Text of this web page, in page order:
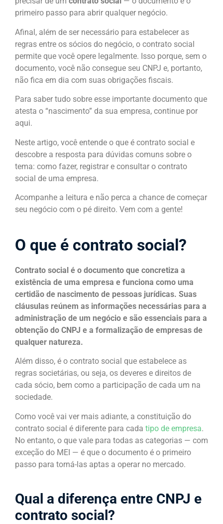
primeiro passo para abrir qualquer negócio.
Afinal, além de ser necessário para estabelecer as
regras entre os sócios do negócio, o contrato social
permite que você opere legalmente. Isso porque, sem o
documento, você não consegue seu CNPJ e, portanto,
não fica em dia com suas obrigações fiscais.
Para saber tudo sobre esse importante documento que
atesta o “nascimento” da sua empresa, continue por
aqui.
Neste artigo, você entende o que é contrato social e
descobre a resposta para dúvidas comuns sobre o
tema: como fazer, registrar e consultar o contrato
social de uma empresa.
Acompanhe a leitura e não perca a chance de começar
seu negócio com o pé direito. Vem com a gente!
O que é contrato social?
Contrato social é o documento que concretiza a
existência de uma empresa e funciona como uma
certidão de nascimento de pessoas jurídicas. Suas
cláusulas reúnem as informações necessárias para a
administração de um negócio e são essenciais para a
obtenção do CNPJ e a formalização de empresas de
qualquer natureza.
Além disso, é o contrato social que estabelece as
regras societárias, ou seja, os deveres e direitos de
cada sócio, bem como a participação de cada um na
sociedade.
Como você vai ver mais adiante, a constituição do
contrato social é diferente para cada tipo de empresa.
No entanto, o que vale para todas as categorias — com
exceção do MEI — é que o documento é o primeiro
passo para torná-las aptas a operar no mercado.
Qual a diferença entre CNPJ e
contrato social?